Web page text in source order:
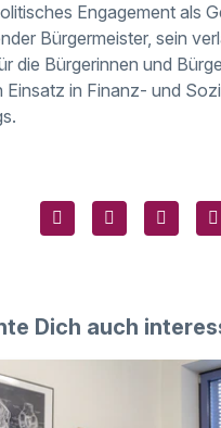
Engagement als
Bürgermeister, sein
die Bürgerinnen und
Einsatz in Finanz- und
Dich auch